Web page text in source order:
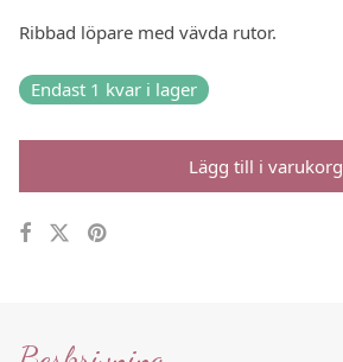
Ribbad löpare med vävda rutor.
Endast 1 kvar i lager
Lägg till i varukorg